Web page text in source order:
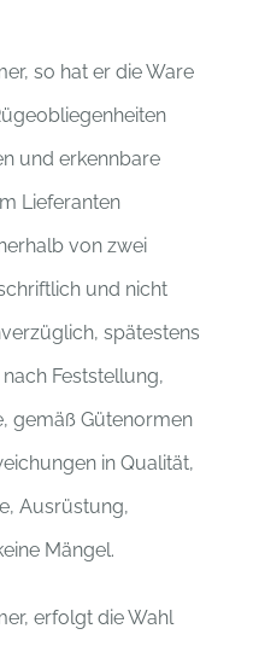
so hat er die Ware
und erkennbare
Lieferanten
von zwei
und nicht
spätestens
Feststellung,
gemäß Gütenormen
in Qualität,
Ausrüstung,
Mängel.
erfolgt die Wahl